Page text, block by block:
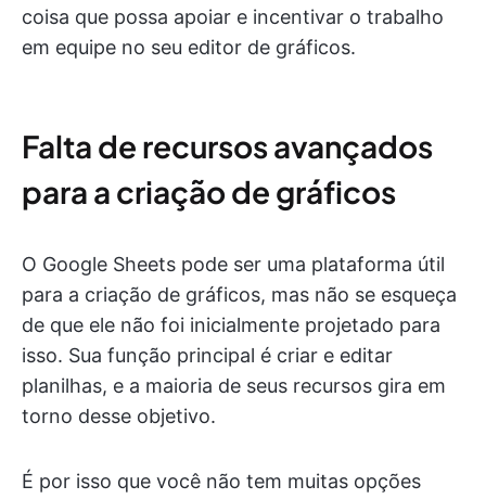
coisa que possa apoiar e incentivar o trabalho
em equipe no seu editor de gráficos.
Falta de recursos avançados
para a criação de gráficos
O Google Sheets pode ser uma plataforma útil
para a criação de gráficos, mas não se esqueça
de que ele não foi inicialmente projetado para
isso. Sua função principal é criar e editar
planilhas, e a maioria de seus recursos gira em
torno desse objetivo.
É por isso que você não tem muitas opções